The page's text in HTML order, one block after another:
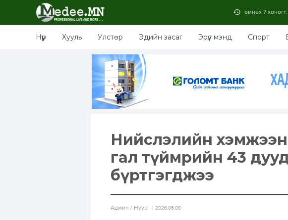
өмнөх 7 хоногт:
Нүүр Хууль Улстөр Эдийн засаг Эрүүл мэнд Спорт
Нийслэлийн хэмжээнд
гал түймрийн 43
бүртгэгджээ
Aдмин / Нүүр 2026.06.08